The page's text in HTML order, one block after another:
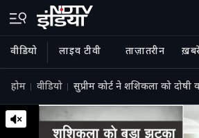
वीडियो लाइव टीवी ताज़ातरीन
होम वीडियो सुप्रीम कोर्ट ने शशिकला को